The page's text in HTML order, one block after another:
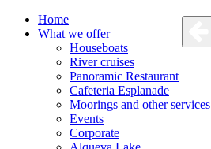
Home
What we offer
Houseboats
River cruises
Panoramic Restaurant
Cafeteria Esplanade
Moorings and other services
Events
Corporate